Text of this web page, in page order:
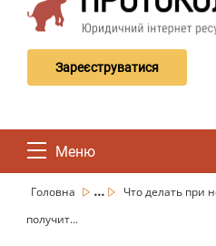
Зареєструватися
Меню
Головна ...
Что делать при
получит...